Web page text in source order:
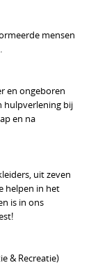
mensen
en ongeboren
hulpverlening bij
en na
uit zeven
helpen in het
is in ons
& Recreatie)